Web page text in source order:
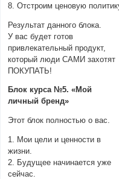
8. Отстроим ценовую
Результат данного блока.
У вас будет готов
привлекательный продукт,
который люди САМИ захотят
ПОКУПАТЬ!
Блок курса №5. «Мой
личный бренд»
Этот блок полностью о вас.
1. Мои цели и ценности в
жизни.
2. Будущее начинается уже
сейчас.